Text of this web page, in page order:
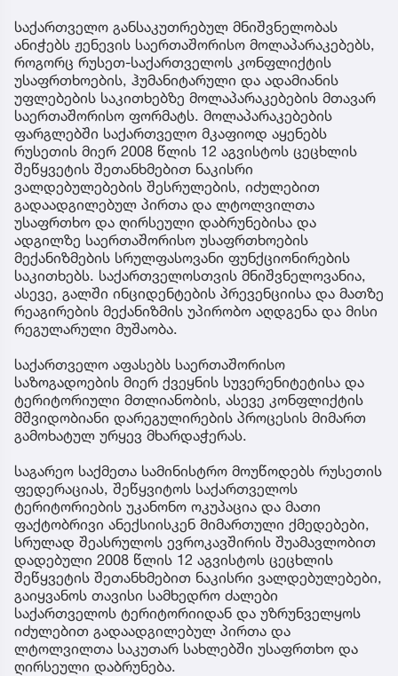
საქართველო განსაკუთრებულ მნიშვნელობას
ანიჭებს ჟენევის საერთაშორისო მოლაპარაკებებს,
როგორც რუსეთ-საქართველოს კონფლიქტის
უსაფრთხოების, ჰუმანიტარული და ადამიანის
უფლებების საკითხებზე მოლაპარაკებების მთავარ
საერთაშორისო ფორმატს. მოლაპარაკებების
ფარგლებში საქართველო მკაფიოდ აყენებს
რუსეთის მიერ 2008 წლის 12 აგვისტოს ცეცხლის
შეწყვეტის შეთანხმებით ნაკისრი
ვალდებულებების შესრულების, იძულებით
გადაადგილებულ პირთა და ლტოლვილთა
უსაფრთხო და ღირსეული დაბრუნებისა და
ადგილზე საერთაშორისო უსაფრთხოების
მექანიზმების სრულფასოვანი ფუნქციონირების
საკითხებს. საქართველოსთვის მნიშვნელოვანია,
ასევე, გალში ინციდენტების პრევენციისა და მათზე
რეაგირების მექანიზმის უპირობო აღდგენა და მისი
რეგულარული მუშაობა.
საქართველო აფასებს საერთაშორისო
საზოგადოების მიერ ქვეყნის სუვერენიტეტისა და
ტერიტორიული მთლიანობის, ასევე კონფლიქტის
მშვიდობიანი დარეგულირების პროცესის მიმართ
გამოხატულ ურყევ მხარდაჭერას.
საგარეო საქმეთა სამინისტრო მოუწოდებს რუსეთის
ფედერაციას, შეწყვიტოს საქართველოს
ტერიტორიების უკანონო ოკუპაცია და მათი
ფაქტობრივი ანექსიისკენ მიმართული ქმედებები,
სრულად შეასრულოს ევროკავშირის შუამავლობით
დადებული 2008 წლის 12 აგვისტოს ცეცხლის
შეწყვეტის შეთანხმებით ნაკისრი ვალდებულებები,
გაიყვანოს თავისი სამხედრო ძალები
საქართველოს ტერიტორიიდან და უზრუნველყოს
იძულებით გადაადგილებულ პირთა და
ლტოლვილთა საკუთარ სახლებში უსაფრთხო და
ღირსეული დაბრუნება.